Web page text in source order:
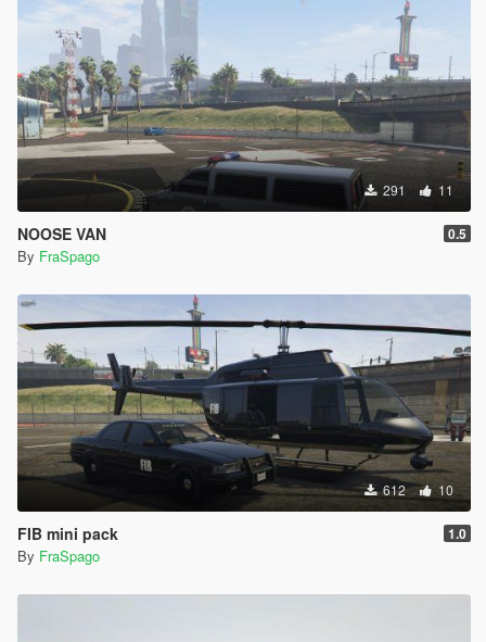
291 11
NOOSE VAN 0.5
By FraSpago
612 10
FIB mini pack 1.0
By FraSpago